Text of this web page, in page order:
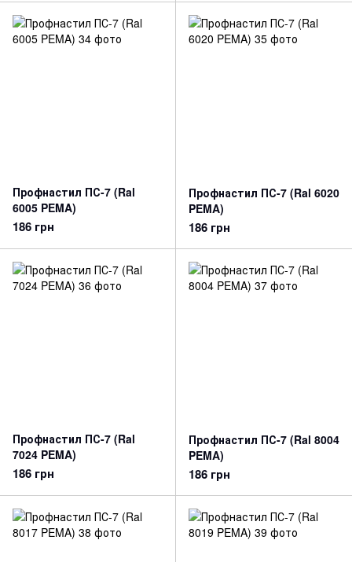
Профнастил ПС-7 (Ral
6005 PEMA)
186 грн
Профнастил ПС-7 (Ral 6020
PEMA)
186 грн
Профнастил ПС-7 (Ral
7024 PEMA)
186 грн
Профнастил ПС-7 (Ral 8004
PEMA)
186 грн